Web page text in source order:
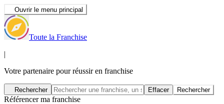
Ouvrir le menu principal
Toute la Franchise
|
Votre partenaire pour réussir en franchise
Rechercher Effacer Rechercher
Référencer ma franchise